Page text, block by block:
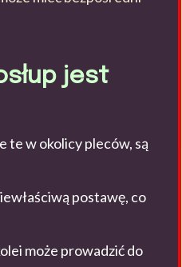
jest
te w okolicy pleców, są
postawę, co
może prowadzić do